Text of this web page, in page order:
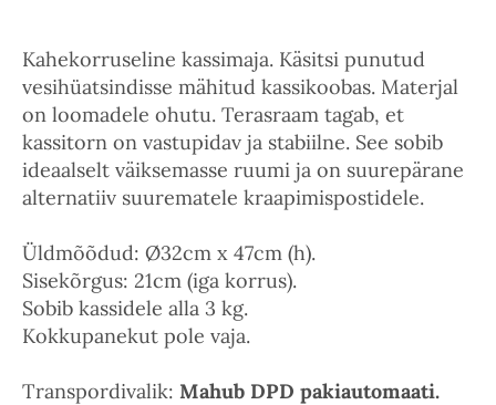
Kahekorruseline kassimaja. Käsitsi punutud
vesihüatsindisse mähitud kassikoobas. Materjal
on loomadele ohutu. Terasraam tagab, et
kassitorn on vastupidav ja stabiilne. See sobib
ideaalselt väiksemasse ruumi ja on suurepärane
alternatiiv suurematele kraapimispostidele.
Üldmõõdud: Ø32cm x 47cm (h).
Sisekõrgus: 21cm (iga korrus).
Sobib kassidele alla 3 kg.
Kokkupanekut pole vaja.
Transpordivalik: Mahub DPD pakiautomaati.